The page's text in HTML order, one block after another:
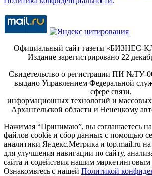
Официальный сайт газеты «БИЗНЕС-
Издание зарегистрировано 22
Свидетельство о регистрации ПИ №ТУ-
выдано Управлением Федеральной
сфере связи,
информационных технологий и
Архангельской области и Ненецкому
Нажимая “Принимаю”, вы соглашаетесь на
файлов cookie и сбор данных с помощью
аналитики Яндекс.Метрика и top.mail.ru на
для улучшения навигации по сайту,
сайта и содействия нашим маркетинговым
Ознакомьтесь с нашей Политикой